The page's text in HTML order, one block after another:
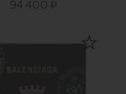
94 400 ₽